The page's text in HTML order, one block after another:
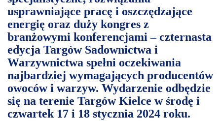
usprawniające pracę i oszczędzające
energię oraz duży kongres z
branżowymi konferencjami – czternasta
edycja Targów Sadownictwa i
Warzywnictwa spełni oczekiwania
najbardziej wymagających producentów
owoców i warzyw. Wydarzenie odbędzie
się na terenie Targów Kielce w środę i
czwartek 17 i 18 stycznia 2024 roku.